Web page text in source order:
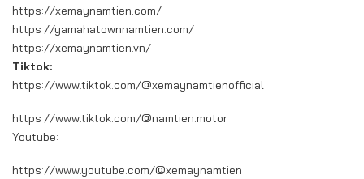
https://xemaynamtien.com/
https://yamahatownnamtien.com/
https://xemaynamtien.vn/
Tiktok:
https://www.tiktok.com/@xemaynamtienofficial
https://www.tiktok.com/@namtien.motor
Youtube:
https://www.youtube.com/@xemaynamtien